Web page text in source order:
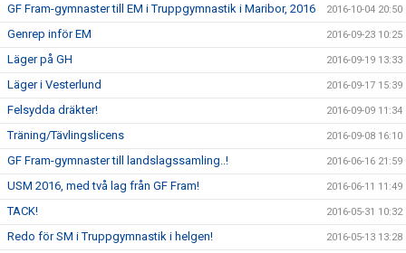
GF Fram-gymnaster till EM i Truppgymnastik i Maribor, 2016 2016-10-04 20:50
Genrep inför EM 2016-09-23 10:25
Läger på GH 2016-09-19 13:33
Läger i Vesterlund 2016-09-17 15:39
Felsydda dräkter! 2016-09-09 11:34
Träning/Tävlingslicens 2016-09-08 16:10
GF Fram-gymnaster till landslagssamling..! 2016-06-16 21:59
USM 2016, med två lag från GF Fram! 2016-06-11 11:49
TACK! 2016-05-31 10:32
Redo för SM i Truppgymnastik i helgen! 2016-05-13 13:28